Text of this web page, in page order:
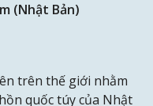
(Nhật Bản)
trên thế giới nhằm
quốc túy của Nhật